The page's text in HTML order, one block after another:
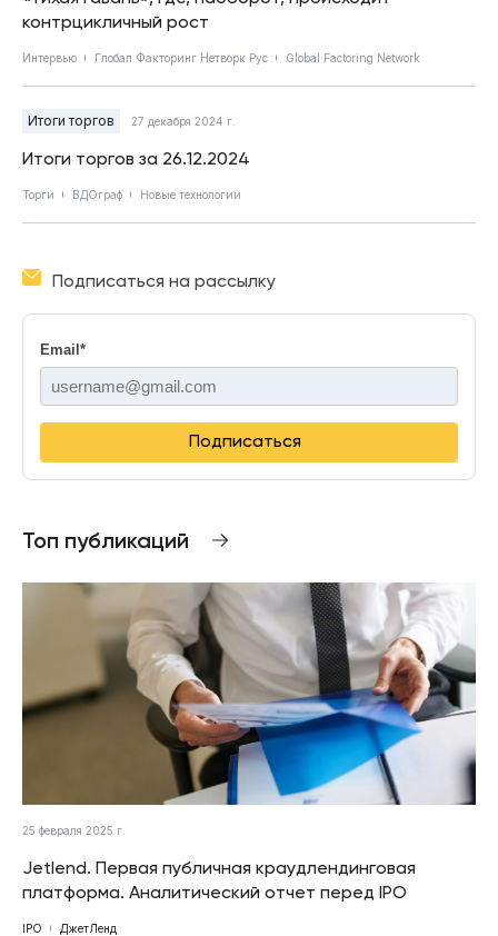
контрцикличный рост
Интервью Глобал Факторинг Нетворк Рус Global Factoring Network
Итоги торгов 27 декабря 2024 г.
Итоги торгов за 26.12.2024
Торги ВДОграф Новые технологии
Подписаться на рассылку
Email *
Подписаться
Топ публикаций
25 февраля 2025 г.
Jetlend. Первая публичная краудлендинговая
платформа. Аналитический отчет перед IPO
IPO ДжетЛенд